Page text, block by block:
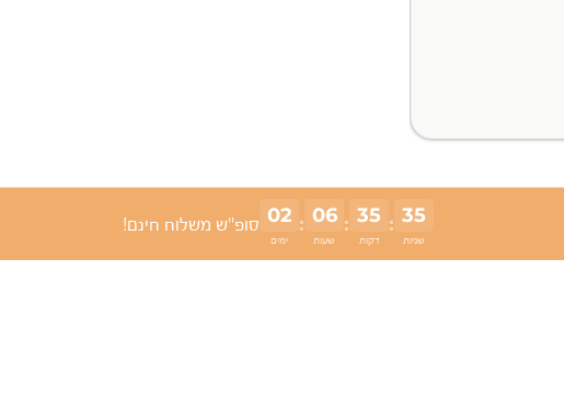
02
ימים
: 06
שעות
: 35
דקות
: 34
שניות
סופ"ש משלוח חינם!